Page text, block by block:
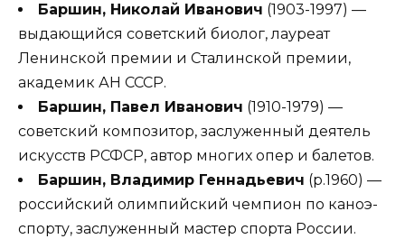
Баршин, Николай Иванович (1903-1997) —
выдающийся советский биолог, лауреат
Ленинской премии и Сталинской премии,
академик АН СССР.
Баршин, Павел Иванович (1910-1979) —
советский композитор, заслуженный деятель
искусств РСФСР, автор многих опер и балетов.
Баршин, Владимир Геннадьевич (р.1960) —
российский олимпийский чемпион по каноэ-
спорту, заслуженный мастер спорта России.